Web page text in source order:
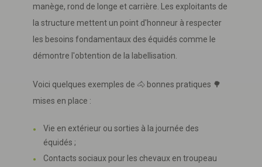
manège, rond de longe et carrière. Les exploitants de
la structure mettent un point d'honneur à respecter
les besoins fondamentaux des équidés comme le
démontre l'obtention de la labellisation.
Voici quelques exemples de 🐴 bonnes pratiques 🌳
mises en place :
Vie en extérieur ou sorties à la journée des
équidés ;
Contacts sociaux pour les chevaux en troupeau